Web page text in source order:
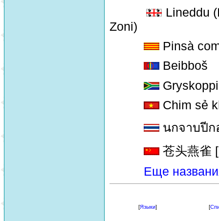
Lineddu
Zoni)
Pinsà
Beibboš
Chim sẻ
นกจาบปี
苍头燕雀
Еще
[Языки] [